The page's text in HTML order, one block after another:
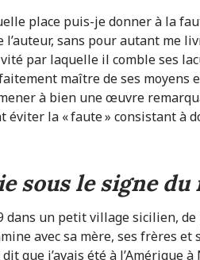
place puis-je donner à la
sans pour autant me
par laquelle il comble ses
maître de ses moyens
à bien une œuvre
éviter la « faute » consistant à
sous le signe du
dans un petit village sicilien,
avec sa mère, ses frères
que j’avais été à l’Amérique